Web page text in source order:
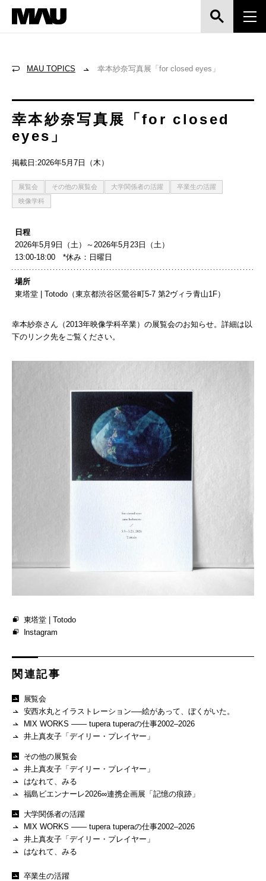
MAU TOPICS 幸本紗奈写真展「for closed eyes」
幸本紗奈写真展「for closed
eyes」
掲載日:2026年5月7日（木）
展覧会 その他の展覧会 大学関係者の活躍
卒業生の活躍
映像学科
日程
2026年5月9日（土）～2026年5月23日（土）
13:00-18:00 *休み：日曜日
場所
東塔堂 | Totodo（東京都渋谷区鶯谷町5-7 第2ヴィラ青山1F）
幸本紗奈さん（2013年映像学科卒業）の展覧会のお知らせ。詳細は以
下のリンク先をご覧ください。
東塔堂 | Totodo
Instagram
関連記事
展覧会
安西水丸とイラストレーション──絵があって、ぼくがいた。
MIX WORKS —— tupera tuperaの仕事2002–2026
井上真友子「デイリー・プレイヤー」
その他の展覧会
井上真友子「デイリー・プレイヤー」
はなれて、みる
福島ビエンナーレ2026∞連携企画展「記憶の痕跡」
大学関係者の活躍
MIX WORKS —— tupera tuperaの仕事2002–2026
井上真友子「デイリー・プレイヤー」
はなれて、みる
卒業生の活躍